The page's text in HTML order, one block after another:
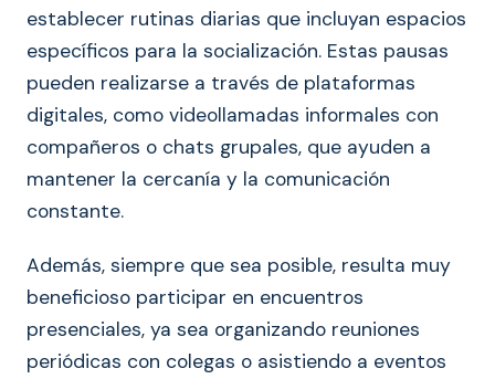
establecer rutinas diarias que incluyan espacios
específicos para la socialización. Estas pausas
pueden realizarse a través de plataformas
digitales, como videollamadas informales con
compañeros o chats grupales, que ayuden a
mantener la cercanía y la comunicación
constante.
Además, siempre que sea posible, resulta muy
beneficioso participar en encuentros
presenciales, ya sea organizando reuniones
periódicas con colegas o asistiendo a eventos